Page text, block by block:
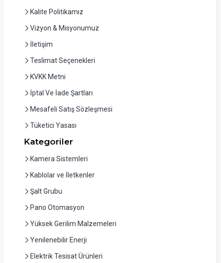
Kalite Politikamız
Vizyon & Misyonumuz
İletişim
Teslimat Seçenekleri
KVKK Metni
İptal Ve İade Şartları
Mesafeli Satış Sözleşmesi
Tüketici Yasası
Kategoriler
Kamera Sistemleri
Kablolar ve İletkenler
Şalt Grubu
Pano Otomasyon
Yüksek Gerilim Malzemeleri
Yenilenebilir Enerji
Elektrik Tesisat Ürünleri